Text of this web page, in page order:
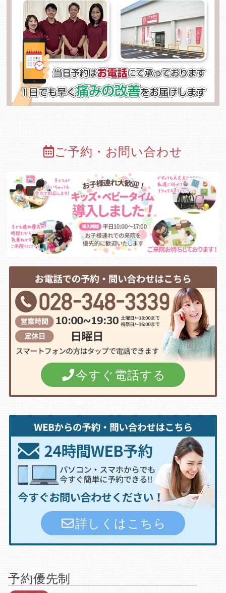
ご予約・お問い合わせ
今すぐ電話する
詳しくはこちら
予約優先制